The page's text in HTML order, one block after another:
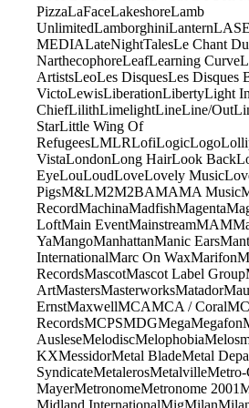
PizzaLaFaceLakeshoreLamb
UnlimitedLamborghiniLantern
MEDIALateNightTalesLe Chant
NarthecophoreLeafLearning Curve
ArtistsLeoLes DisquesLes Disques
VictoLewisLiberationLibertyLight
ChiefLilithLimelightLineLine/
StarLittle Wing Of
RefugeesLMLRLofiLogicLogo
VistaLondonLong HairLook Back
EyeLouLoudLoveLovely Music
PigsM&LM2M2BAMAMA Music
RecordMachinaMadfishMagenta
LoftMain EventMainstreamMAM
YaMangoManhattanManic Ears
InternationalMarc On WaxMarifon
RecordsMascotMascot Label Group
ArtMastersMasterworksMatador
ErnstMaxwellMCAMCA / Coral
RecordsMCPSMDGMegaMegafon
AusleseMelodiscMelophobia
KXMessidorMetal BladeMetal
SyndicateMetalerosMetalville
MayerMetronomeMetronome 2001